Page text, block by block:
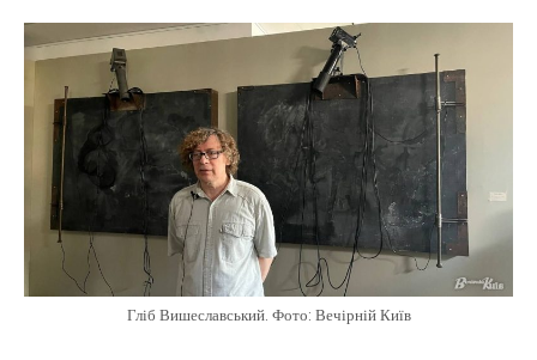
Гліб Вишеславський. Фото: Вечірній Київ